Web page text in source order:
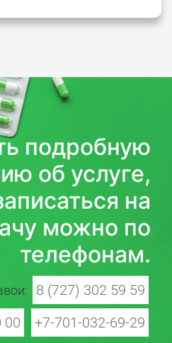
подробную
об услуге,
на
можно по
телефонам.
8 (727) 302 59 59
00
+7-701-032-69-29